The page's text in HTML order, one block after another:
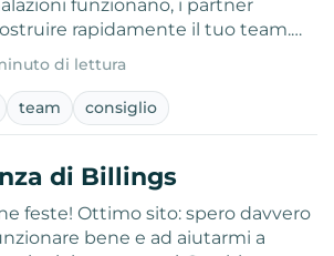
funzionano, i partner
rapidamente il tuo team.…
di lettura
team consiglio
di Billings
feste! Ottimo sito: spero davvero
bene e ad aiutarmi a